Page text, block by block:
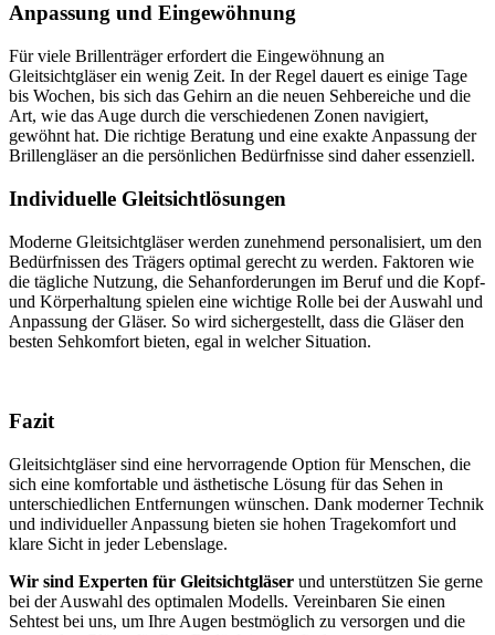
Anpassung und Eingewöhnung
Für viele Brillenträger erfordert die Eingewöhnung an
Gleitsichtgläser ein wenig Zeit. In der Regel dauert es einige Tage
bis Wochen, bis sich das Gehirn an die neuen Sehbereiche und die
Art, wie das Auge durch die verschiedenen Zonen navigiert,
gewöhnt hat. Die richtige Beratung und eine exakte Anpassung der
Brillengläser an die persönlichen Bedürfnisse sind daher essenziell.
Individuelle Gleitsichtlösungen
Moderne Gleitsichtgläser werden zunehmend personalisiert, um den
Bedürfnissen des Trägers optimal gerecht zu werden. Faktoren wie
die tägliche Nutzung, die Sehanforderungen im Beruf und die Kopf-
und Körperhaltung spielen eine wichtige Rolle bei der Auswahl und
Anpassung der Gläser. So wird sichergestellt, dass die Gläser den
besten Sehkomfort bieten, egal in welcher Situation.
Fazit
Gleitsichtgläser sind eine hervorragende Option für Menschen, die
sich eine komfortable und ästhetische Lösung für das Sehen in
unterschiedlichen Entfernungen wünschen. Dank moderner Technik
und individueller Anpassung bieten sie hohen Tragekomfort und
klare Sicht in jeder Lebenslage.
Wir sind Experten für Gleitsichtgläser und unterstützen Sie gerne
bei der Auswahl des optimalen Modells. Vereinbaren Sie einen
Sehtest bei uns, um Ihre Augen bestmöglich zu versorgen und die